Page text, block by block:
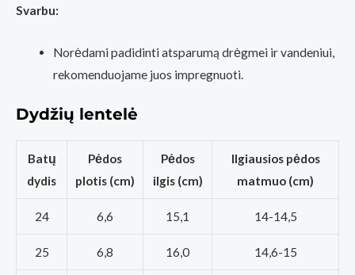
Svarbu:
Norėdami padidinti atsparumą drėgmei ir vandeniui,
rekomenduojame juos impregnuoti.
Dydžių lentelė
Batų
dydis
Pėdos
plotis (cm)
Pėdos
ilgis (cm)
Ilgiausios pėdos
matmuo (cm)
24 6,6 15,1 14-14,5
25 6,8 16,0 14,6-15